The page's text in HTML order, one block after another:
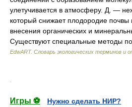
улетучивается в атмосферу. Д. —
который снижает плодородие почвы
внесения органических и
Существуют специальные методы
EdwART. Словарь экологических терминов и
Игры ⚽ Нужно сделать НИР?